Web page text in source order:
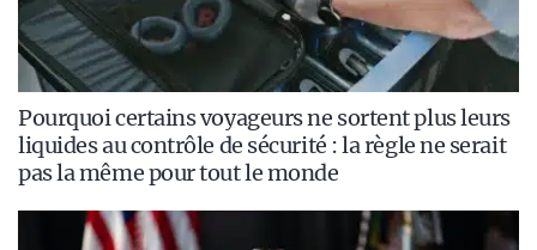
Pourquoi certains voyageurs ne sortent plus leurs
liquides au contrôle de sécurité : la règle ne serait
pas la même pour tout le monde